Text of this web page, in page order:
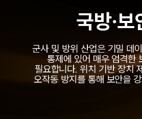
국방·보
군사 및 방위 산업은 기밀 데
통제에 있어 매우 엄격한
필요합니다. 위치 기반 장치
오작동 방지를 통해 보안을